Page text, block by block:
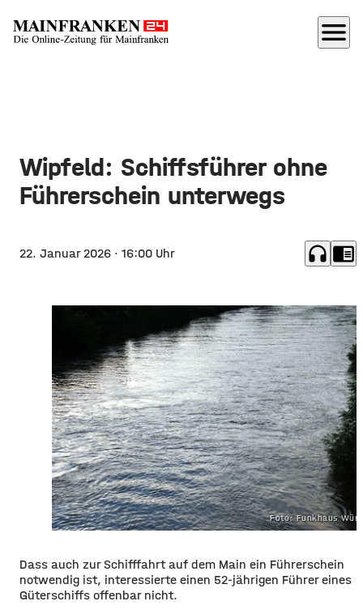
menu
Wipfeld: Schiffsführer ohne
Führerschein unterwegs
22. Januar 2026 · 16:00 Uhr headphones chrome_reader_mode
Foto: Funkhaus
Dass auch zur Schifffahrt auf dem Main ein Führerschein
notwendig ist, interessierte einen 52-jährigen Führer eines
Güterschiffs offenbar nicht.